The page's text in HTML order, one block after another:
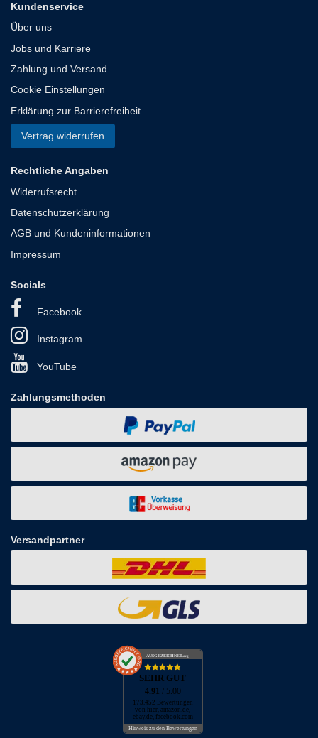
Kundenservice
Über uns
Jobs und Karriere
Zahlung und Versand
Cookie Einstellungen
Erklärung zur Barrierefreiheit
Vertrag widerrufen
Rechtliche Angaben
Widerrufsrecht
Datenschutzerklärung
AGB und Kundeninformationen
Impressum
Socials
Facebook
Instagram
YouTube
Zahlungsmethoden
Versandpartner
AUSGEZEICHNET.org
SEHR GUT
4.91 / 5.00
173.452 Bewertungen
von hier, amazon.de,
ebay.de, facebook.com
Hinweis zu den Bewertungen